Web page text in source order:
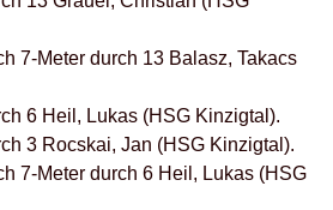
Meter durch 13 Balasz, Takacs
Heil, Lukas (HSG Kinzigtal).
Rocskai, Jan (HSG Kinzigtal).
Meter durch 6 Heil, Lukas (HSG